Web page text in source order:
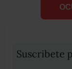
Suscribete